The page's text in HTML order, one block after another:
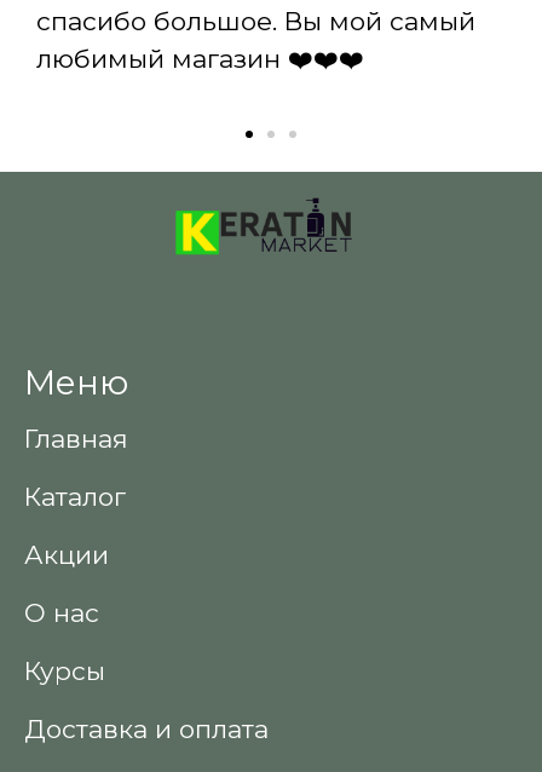
спасибо большое. Вы мой самый
любимый магазин ❤️❤️❤️
Меню
Главная
Каталог
Акции
О нас
Курсы
Доставка и оплата